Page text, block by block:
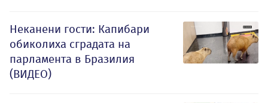
Неканени гости: Капибари
обиколиха сградата на
парламента в Бразилия
(ВИДЕО)